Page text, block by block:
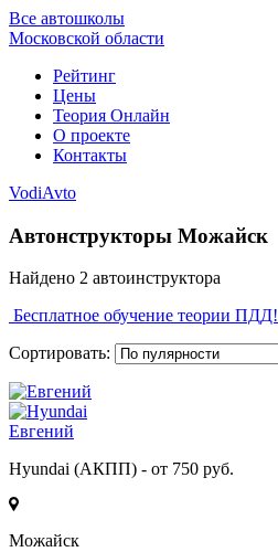
Все автошколы
Московской области
Рейтинг
Цены
Теория Онлайн
О проекте
Контакты
VodiAvto
Автонструкторы Можайск
Найдено 2 автоинструктора
Бесплатное обучение теории ПДД!
Сортировать:
Евгений
Hyundai (АКПП) - от 750 руб.
Можайск